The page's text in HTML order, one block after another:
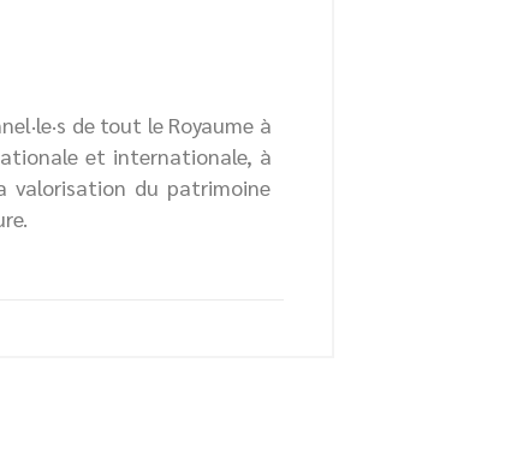
de tout le Royaume à
et internationale, à
valorisation du patrimoine